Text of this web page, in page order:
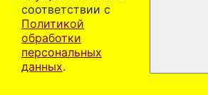
Итак, общий план:
Вырезать квадрат 90х90 см.
Разметить карандашом как
соответствии с
Политикой
обработки
персональных
данных.